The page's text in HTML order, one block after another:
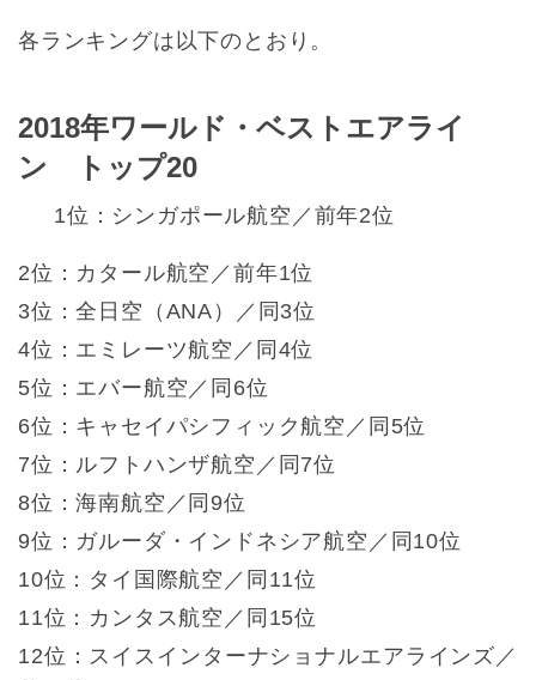
各ランキングは以下のとおり。
2018年ワールド・ベストエアライ
ン トップ20
1位：シンガポール航空／前年2位
2位：カタール航空／前年1位
3位：全日空（ANA）／同3位
4位：エミレーツ航空／同4位
5位：エバー航空／同6位
6位：キャセイパシフィック航空／同5位
7位：ルフトハンザ航空／同7位
8位：海南航空／同9位
9位：ガルーダ・インドネシア航空／同10位
10位：タイ国際航空／同11位
11位：カンタス航空／同15位
12位：スイスインターナショナルエアラインズ／